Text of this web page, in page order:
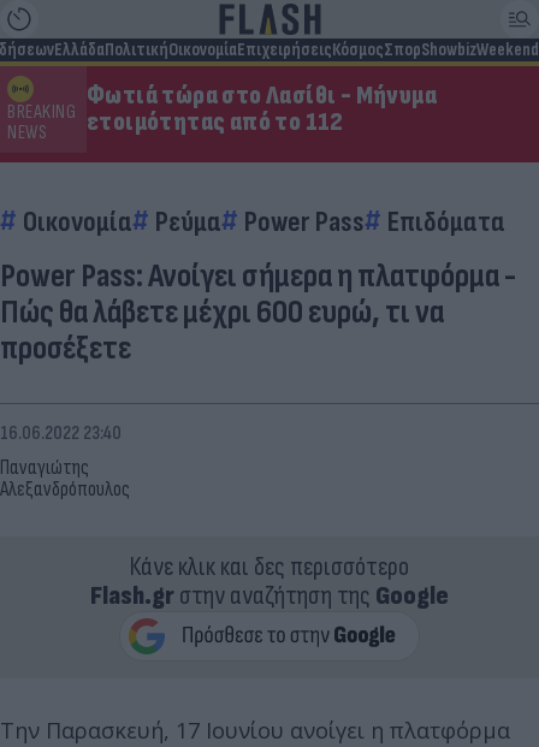
ΕλλάδαΠολιτικήΟικονομίαΕπιχειρήσειςΚόσμοςΣπορShowbizWeekend
BREAKING
NEWS
Φωτιά τώρα στο Λασίθι - Μήνυμα
ετοιμότητας από το 112
Οικονομία Ρεύμα Power Pass Επιδόματα
Power Pass: Ανοίγει σήμερα η πλατφόρμα -
Πώς θα λάβετε μέχρι 600 ευρώ, τι να
προσέξετε
Παναγιώτης
Αλεξανδρόπουλος
16.06.2022 23:40
Κάνε κλικ και δες περισσότερο
Flash.grστην αναζήτηση της Google
Την Παρασκευή, 17 Ιουνίου ανοίγει η πλατφόρμα